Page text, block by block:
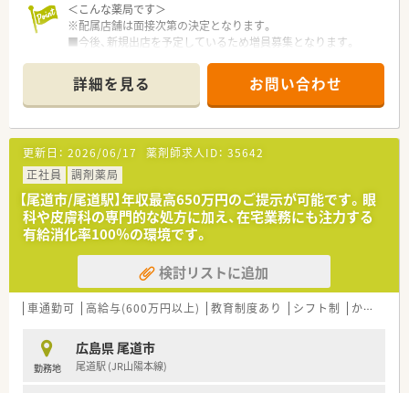
＜こんな薬局です＞
※配属店舗は面接次第の決定となります。
■今後、新規出店を予定しているため増員募集となります。
■尾道方面から戻られる方々にもアクセスが良い立地のため、幅
広い医療機関の処方箋を受付けております。
■白い外壁のシンプルな外観ですが、店舗の中は温かみのある木
目調で、落ち着いた空間となっております。
■漢方製剤も取り扱っています。
■分包機（Vマス）導入済みです。
＜業務内容＞
■循環器内科の処方箋に対応しています。
立地柄、広域の処方箋も対応します。
■処方箋は1日平均20～30枚程度です。
■定期的な勉強会や研修がございます。
若い社員も多いため、勉強会を定期的に実施しています。
プにもつながります。
＜法人特徴＞
詳細を見る お問い合わせ
更新日： 2026/06/17 薬剤師求人ID： 35642
正社員
調剤薬局
【尾道市/尾道駅】年収最高650万円のご提示が可能です。眼
科や皮膚科の専門的な処方に加え、在宅業務にも注力する
有給消化率100％の環境です。
検討リストに追加
車通勤可 高給与(600万円以上) 教育制度あり シフト制 かかりつけ薬剤師
勤務地
広島県 尾道市
尾道駅 (JR山陽本線)